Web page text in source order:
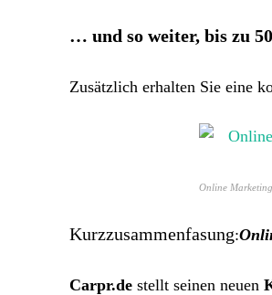
… und so weiter, bis zu
Zusätzlich erhalten Sie eine
Online
Kurzzusammenfasung:
Carpr.de stellt seinen neuen